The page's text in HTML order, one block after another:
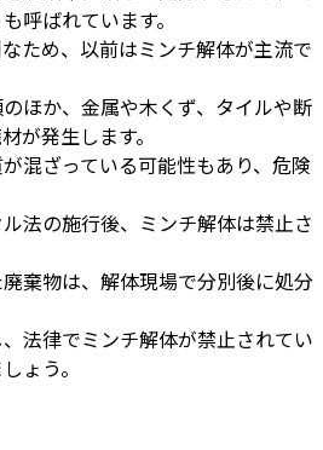
呼ばれています。
ため、以前はミンチ解体が主流で
ほか、金属や木くず、タイルや断
が発生します。
混ざっている可能性もあり、危険
法の施行後、ミンチ解体は禁止さ
棄物は、解体現場で分別後に処分
法律でミンチ解体が禁止されてい
ょう。